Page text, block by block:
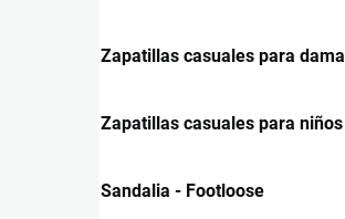
Zapatillas casuales para dama
Zapatillas casuales para niños
Sandalia - Footloose